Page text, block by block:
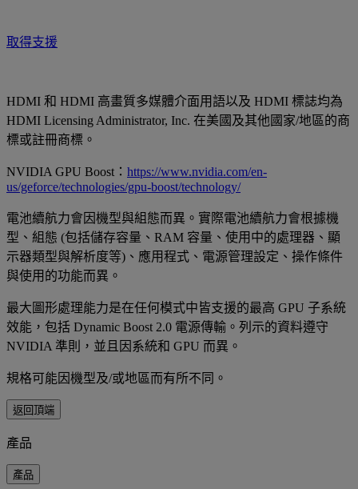
取得支援
HDMI 和 HDMI 高畫質多媒體介面用語以及 HDMI 標誌均為
HDMI Licensing Administrator, Inc. 在美國及其他國家/地區的商
標或註冊商標。
NVIDIA GPU Boost： https://www.nvidia.com/en-
us/geforce/technologies/gpu-boost/technology/
電池續航力會因機型與組態而異。實際電池續航力會根據機
型、組態 (包括儲存容量、RAM 容量、使用中的處理器、顯
示器類型與解析度等)、應用程式、電源管理設定、操作條件
與使用的功能而異。
最大圖形處理能力是在任何模式中皆支援的最高 GPU 子系統
效能，包括 Dynamic Boost 2.0 電源傳輸。列示的資料遵守
NVIDIA 準則，並且因系統和 GPU 而異。
規格可能因機型及/或地區而有所不同。
返回頂端
產品
產品